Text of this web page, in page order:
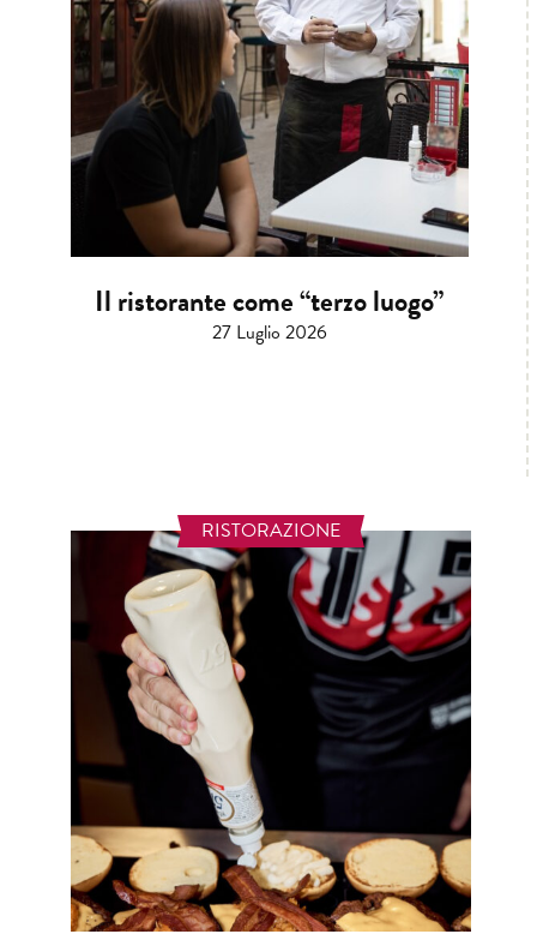
Il ristorante come “terzo luogo”
27 Luglio 2026
RISTORAZIONE